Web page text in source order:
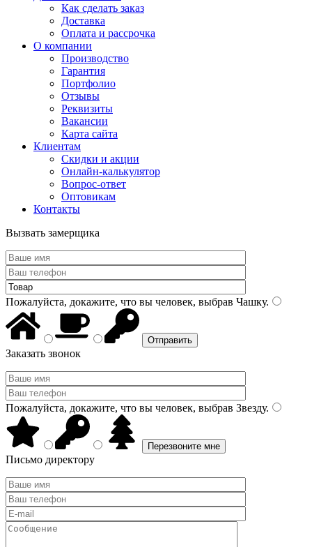
Как сделать заказ
Доставка
Оплата и рассрочка
О компании
Производство
Гарантия
Портфолио
Отзывы
Реквизиты
Вакансии
Карта сайта
Клиентам
Скидки и акции
Онлайн-калькулятор
Вопрос-ответ
Оптовикам
Контакты
Вызвать замерщика
Пожалуйста, докажите, что вы человек, выбрав Чашку.
Заказать звонок
Пожалуйста, докажите, что вы человек, выбрав Звезду.
Письмо директору